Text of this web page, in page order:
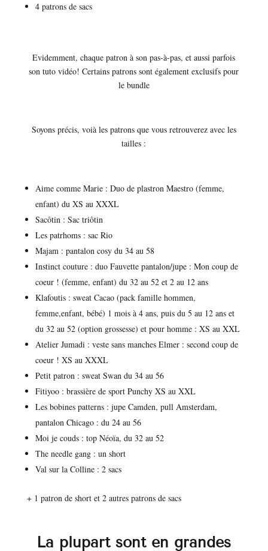
4 patrons de sacs
Evidemment, chaque patron à son pas-à-pas, et aussi parfois
son tuto vidéo! Certains patrons sont également exclusifs pour
le bundle
Soyons précis, voià les patrons que vous retrouverez avec les
tailles :
Aime comme Marie : Duo de plastron Maestro (femme,
enfant) du XS au XXXL
Sacôtin : Sac triôtin
Les patrhoms : sac Rio
Majam : pantalon cosy du 34 au 58
Instinct couture : duo Fauvette pantalon/jupe : Mon coup de
coeur ! (femme, enfant) du 32 au 52 et 2 au 12 ans
Klafoutis : sweat Cacao (pack famille hommen,
femme,enfant, bébé) 1 mois à 4 ans, puis du 5 au 12 ans et
du 32 au 52 (option grossesse) et pour homme : XS au XXL
Atelier Jumadi : veste sans manches Elmer : second coup de
coeur ! XS au XXXL
Petit patron : sweat Swan du 34 au 56
Fitiyoo : brassière de sport Punchy XS au XXL
Les bobines patterns : jupe Camden, pull Amsterdam,
pantalon Chicago : du 24 au 56
Moi je couds : top Néoïa, du 32 au 52
The needle gang : un short
Val sur la Colline : 2 sacs
+ 1 patron de short et 2 autres patrons de sacs
La plupart sont en grandes